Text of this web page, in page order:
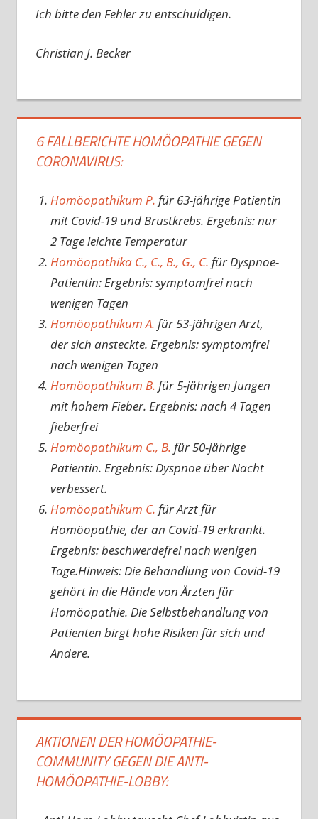
Ich bitte den Fehler zu entschuldigen.
Christian J. Becker
6 FALLBERICHTE HOMÖOPATHIE GEGEN
CORONAVIRUS:
Homöopathikum P. für 63-jährige Patientin
mit Covid-19 und Brustkrebs. Ergebnis: nur
2 Tage leichte Temperatur
Homöopathika C., C., B., G., C. für Dyspnoe-
Patientin: Ergebnis: symptomfrei nach
wenigen Tagen
Homöopathikum A. für 53-jährigen Arzt,
der sich ansteckte. Ergebnis: symptomfrei
nach wenigen Tagen
Homöopathikum B. für 5-jährigen Jungen
mit hohem Fieber. Ergebnis: nach 4 Tagen
fieberfrei
Homöopathikum C., B. für 50-jährige
Patientin. Ergebnis: Dyspnoe über Nacht
verbessert.
Homöopathikum C. für Arzt für
Homöopathie, der an Covid-19 erkrankt.
Ergebnis: beschwerdefrei nach wenigen
Tage.Hinweis: Die Behandlung von Covid-19
gehört in die Hände von Ärzten für
Homöopathie. Die Selbstbehandlung von
Patienten birgt hohe Risiken für sich und
Andere.
AKTIONEN DER HOMÖOPATHIE-
COMMUNITY GEGEN DIE ANTI-
HOMÖOPATHIE-LOBBY: